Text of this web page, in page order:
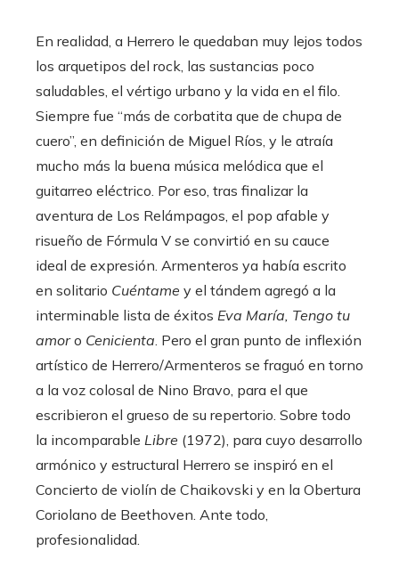
En realidad, a Herrero le quedaban muy lejos todos
los arquetipos del rock, las sustancias poco
saludables, el vértigo urbano y la vida en el filo.
Siempre fue “más de corbatita que de chupa de
cuero”, en definición de Miguel Ríos, y le atraía
mucho más la buena música melódica que el
guitarreo eléctrico. Por eso, tras finalizar la
aventura de Los Relámpagos, el pop afable y
risueño de Fórmula V se convirtió en su cauce
ideal de expresión. Armenteros ya había escrito
en solitario Cuéntame y el tándem agregó a la
interminable lista de éxitos Eva María, Tengo tu
amoro Cenicienta. Pero el gran punto de inflexión
artístico de Herrero/Armenteros se fraguó en torno
a la voz colosal de Nino Bravo, para el que
escribieron el grueso de su repertorio. Sobre todo
la incomparable Libre (1972), para cuyo desarrollo
armónico y estructural Herrero se inspiró en el
Concierto de violín de Chaikovski y en la Obertura
Coriolano de Beethoven. Ante todo,
profesionalidad.